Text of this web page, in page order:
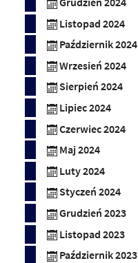
Listopad 2024
Październik 2024
Wrzesień 2024
Sierpień 2024
Lipiec 2024
Czerwiec 2024
Maj 2024
Luty 2024
Styczeń 2024
Grudzień 2023
Listopad 2023
Październik 2023